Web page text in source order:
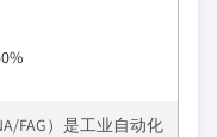
FAG）是工业自动化